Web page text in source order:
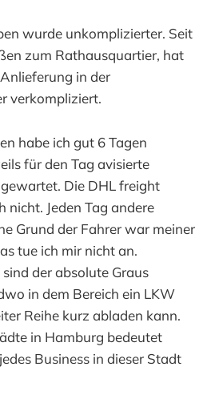
wurde unkomplizierter. Seit
zum Rathausquartier, hat
in der
verkompliziert.
habe ich gut 6 Tagen
für den Tag avisierte
Die DHL freight
nicht. Jeden Tag andere
Grund der Fahrer war meiner
tue ich mir nicht an.
der absolute Graus
in dem Bereich ein LKW
Reihe kurz abladen kann.
in Hamburg bedeutet
Business in dieser Stadt